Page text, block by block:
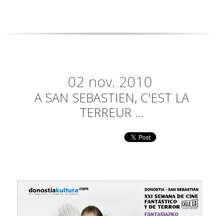
02 nov. 2010
A SAN SEBASTIEN, C'EST LA
TERREUR ...